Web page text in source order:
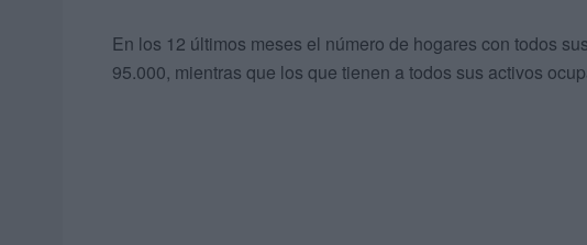
En los 12 últimos meses el número de hogares con todos
95.000, mientras que los que tienen a todos sus activos